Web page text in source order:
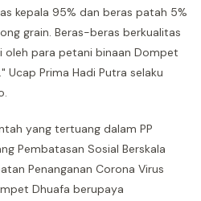
kepala 95% dan beras patah 5%
grain. Beras-beras berkualitas
oleh para petani binaan Dompet
Ucap Prima Hadi Putra selaku
yang tertuang dalam PP
Pembatasan Sosial Berskala
Penanganan Corona Virus
Dhuafa berupaya